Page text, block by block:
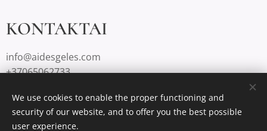
KONTAKTAI
info@aidesgeles.com
+37065062733
We use cookies to enable the proper functioning and
security of our website, and to offer you the best possible
user experience.